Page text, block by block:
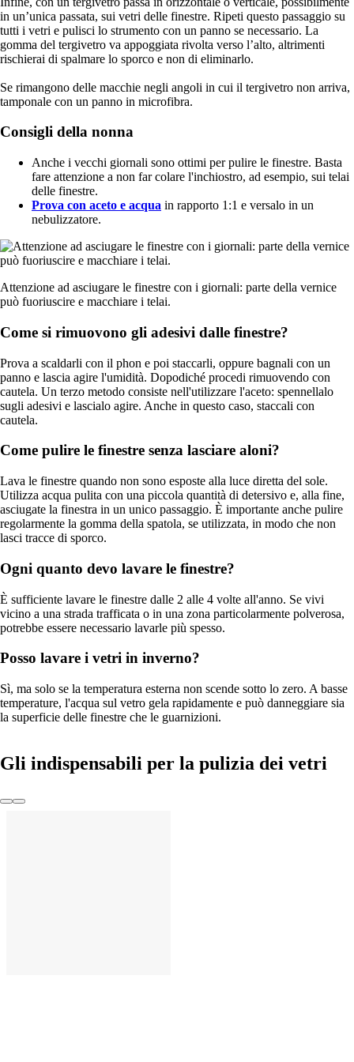
in un’unica passata, sui vetri delle finestre. Ripeti questo passaggio su
tutti i vetri e pulisci lo strumento con un panno se necessario. La
gomma del tergivetro va appoggiata rivolta verso l’alto, altrimenti
rischierai di spalmare lo sporco e non di eliminarlo.
Se rimangono delle macchie negli angoli in cui il tergivetro non arriva,
tamponale con un panno in microfibra.
Consigli della nonna
Anche i vecchi giornali sono ottimi per pulire le finestre. Basta
fare attenzione a non far colare l'inchiostro, ad esempio, sui telai
delle finestre.
Prova con aceto e acqua in rapporto 1:1 e versalo in un
nebulizzatore.
Attenzione ad asciugare le finestre con i giornali: parte della vernice
può fuoriuscire e macchiare i telai.
Come si rimuovono gli adesivi dalle finestre?
Prova a scaldarli con il phon e poi staccarli, oppure bagnali con un
panno e lascia agire l'umidità. Dopodiché procedi rimuovendo con
cautela. Un terzo metodo consiste nell'utilizzare l'aceto: spennellalo
sugli adesivi e lascialo agire. Anche in questo caso, staccali con
cautela.
Come pulire le finestre senza lasciare aloni?
Lava le finestre quando non sono esposte alla luce diretta del sole.
Utilizza acqua pulita con una piccola quantità di detersivo e, alla fine,
asciugate la finestra in un unico passaggio. È importante anche pulire
regolarmente la gomma della spatola, se utilizzata, in modo che non
lasci tracce di sporco.
Ogni quanto devo lavare le finestre?
È sufficiente lavare le finestre dalle 2 alle 4 volte all'anno. Se vivi
vicino a una strada trafficata o in una zona particolarmente polverosa,
potrebbe essere necessario lavarle più spesso.
Posso lavare i vetri in inverno?
Sì, ma solo se la temperatura esterna non scende sotto lo zero. A basse
temperature, l'acqua sul vetro gela rapidamente e può danneggiare sia
la superficie delle finestre che le guarnizioni.
Gli indispensabili per la pulizia dei vetri